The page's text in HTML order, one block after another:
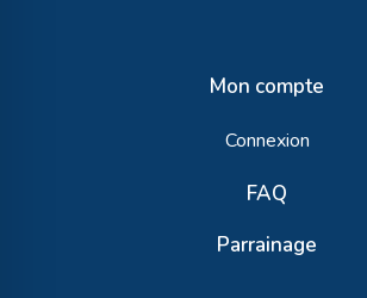
Mon compte
Connexion
FAQ
Parrainage